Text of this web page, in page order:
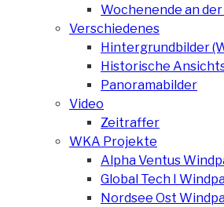
Wochenende an der
Verschiedenes
Hintergrundbilder
Historische
Panoramabilder
Video
Zeitraffer
WKA Projekte
Alpha Ventus
Global Tech I
Nordsee Ost